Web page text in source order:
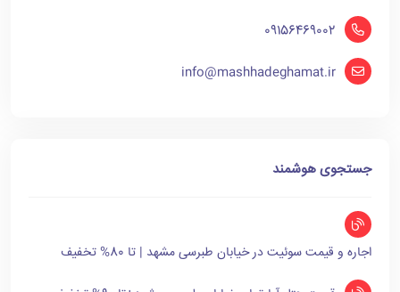
09156469002
info@mashhadeghamat.ir
جستجوی هوشمند
اجاره و قیمت سوئیت در خیابان طبرسی مشهد | تا 80% تخفیف